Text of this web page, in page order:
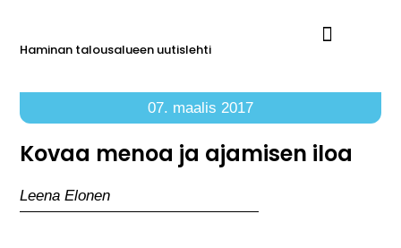
Haminan talousalueen uutislehti
07. maalis 2017
Kovaa menoa ja ajamisen iloa
Leena Elonen